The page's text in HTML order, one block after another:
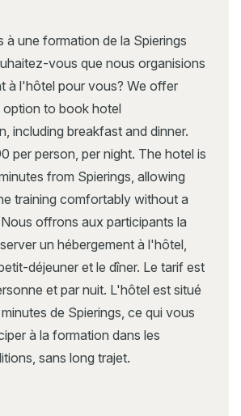
à une formation de la Spierings
vous que nous organisions
pour vous? We offer
option to book hotel
including breakfast and dinner.
per person, per night. The hotel is
from Spierings, allowing
training comfortably without a
offrons aux participants la
un hébergement à l'hôtel,
déjeuner et le dîner. Le tarif est
et par nuit. L'hôtel est situé
de Spierings, ce qui vous
à la formation dans les
sans long trajet.